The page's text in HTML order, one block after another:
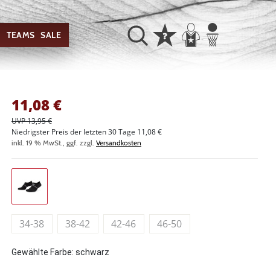
TEAMS SALE
11,08€
UVP 13,95 €
Niedrigster Preis der letzten 30 Tage 11,08 €
inkl. 19 % MwSt., ggf. zzgl. Versandkosten
34-38 38-42 42-46 46-50
Gewählte Farbe: schwarz